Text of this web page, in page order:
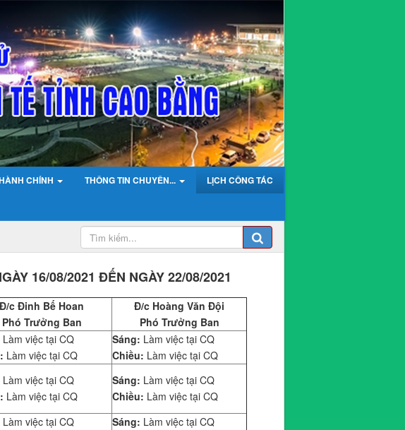
CHÍNH THÔNG TIN CHUYÊN... LỊCH CÔNG TÁC
16/08/2021 ĐẾN NGÀY 22/08/2021
Đ/c Đinh Bế Hoan
Phó Trưởng Ban
Đ/c Hoàng Văn Đội
Phó Trưởng Ban
Làm việc tại CQ
Làm việc tại CQ
Sáng: Làm việc tại CQ
Chiều: Làm việc tại CQ
Làm việc tại CQ
Làm việc tại CQ
Sáng: Làm việc tại CQ
Chiều: Làm việc tại CQ
Làm việc tại CQ
Sáng: Làm việc tại CQ